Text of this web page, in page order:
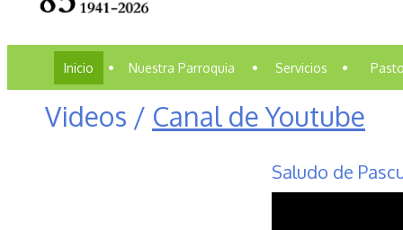
Inicio • Nuestra Parroquia • Servicios •
Videos / Canal de Youtube
Saludo de